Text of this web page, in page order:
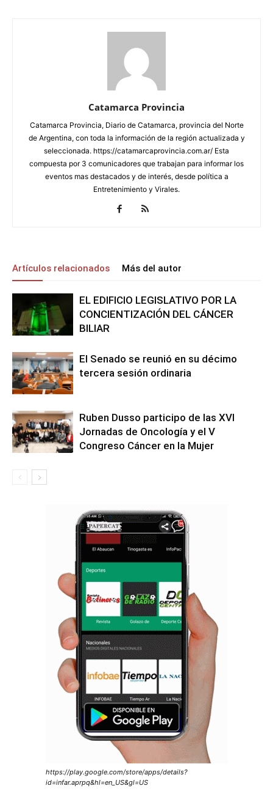
Catamarca Provincia
Catamarca Provincia, Diario de Catamarca, provincia del Norte
de Argentina, con toda la información de la región actualizada y
seleccionada. https://catamarcaprovincia.com.ar/ Esta
compuesta por 3 comunicadores que trabajan para informar los
eventos mas destacados y de interés, desde política a
Entretenimiento y Virales.
Artículos relacionados Más del autor
EL EDIFICIO LEGISLATIVO POR LA
CONCIENTIZACIÓN DEL CÁNCER
BILIAR
El Senado se reunió en su décimo
tercera sesión ordinaria
Ruben Dusso participo de las XVI
Jornadas de Oncología y el V
Congreso Cáncer en la Mujer
https://play.google.com/store/apps/details?
id=infar.aprpq&hl=en_US&gl=US